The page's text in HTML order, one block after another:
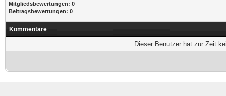
Mitgliedsbewertungen: 0
Beitragsbewertungen: 0
Kommentare
Dieser Benutzer hat zur Zeit